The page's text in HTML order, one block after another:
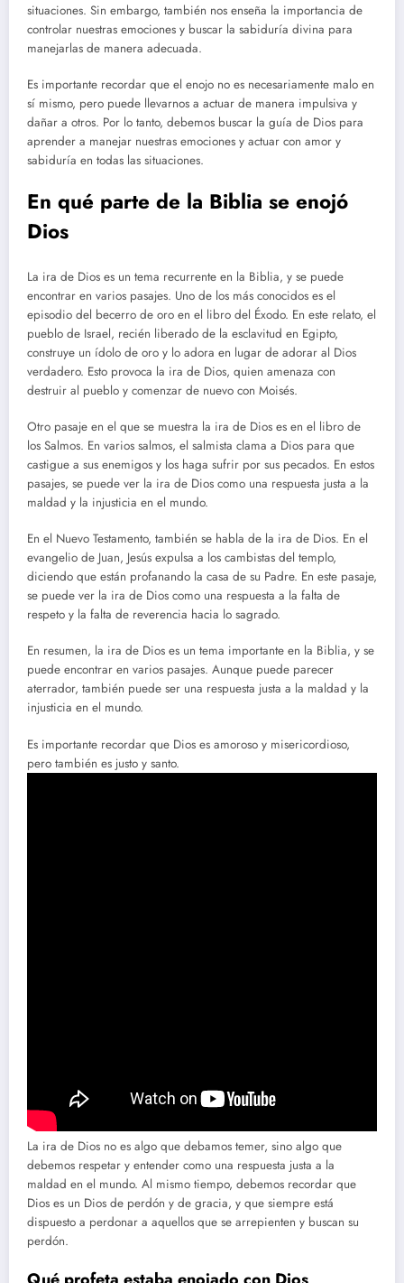
situaciones. Sin embargo, también nos enseña la importancia de
controlar nuestras emociones y buscar la sabiduría divina para
manejarlas de manera adecuada.
Es importante recordar que el enojo no es necesariamente malo en
sí mismo, pero puede llevarnos a actuar de manera impulsiva y
dañar a otros. Por lo tanto, debemos buscar la guía de Dios para
aprender a manejar nuestras emociones y actuar con amor y
sabiduría en todas las situaciones.
En qué parte de la Biblia se enojó
Dios
La ira de Dios es un tema recurrente en la Biblia, y se puede
encontrar en varios pasajes. Uno de los más conocidos es el
episodio del becerro de oro en el libro del Éxodo. En este relato, el
pueblo de Israel, recién liberado de la esclavitud en Egipto,
construye un ídolo de oro y lo adora en lugar de adorar al Dios
verdadero. Esto provoca la ira de Dios, quien amenaza con
destruir al pueblo y comenzar de nuevo con Moisés.
Otro pasaje en el que se muestra la ira de Dios es en el libro de
los Salmos. En varios salmos, el salmista clama a Dios para que
castigue a sus enemigos y los haga sufrir por sus pecados. En estos
pasajes, se puede ver la ira de Dios como una respuesta justa a la
maldad y la injusticia en el mundo.
En el Nuevo Testamento, también se habla de la ira de Dios. En el
evangelio de Juan, Jesús expulsa a los cambistas del templo,
diciendo que están profanando la casa de su Padre. En este pasaje,
se puede ver la ira de Dios como una respuesta a la falta de
respeto y la falta de reverencia hacia lo sagrado.
En resumen, la ira de Dios es un tema importante en la Biblia, y se
puede encontrar en varios pasajes. Aunque puede parecer
aterrador, también puede ser una respuesta justa a la maldad y la
injusticia en el mundo.
Es importante recordar que Dios es amoroso y misericordioso,
pero también es justo y santo.
La ira de Dios no es algo que debamos temer, sino algo que
debemos respetar y entender como una respuesta justa a la
maldad en el mundo. Al mismo tiempo, debemos recordar que
Dios es un Dios de perdón y de gracia, y que siempre está
dispuesto a perdonar a aquellos que se arrepienten y buscan su
perdón.